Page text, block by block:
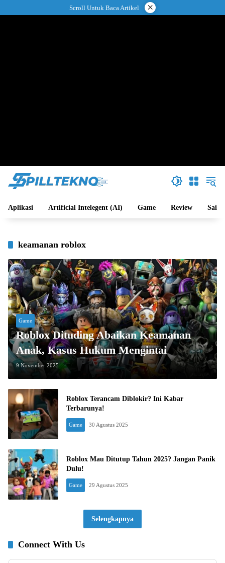
ke
Scroll Untuk Baca Artikel ×
Aplikasi Artificial Intelegent (AI) Game Review Sains
keamanan roblox
Game
Roblox Dituding Abaikan Keamanan
Anak, Kasus Hukum Mengintai
9 November 2025
Roblox Terancam Diblokir? Ini Kabar
Terbarunya!
Game 30 Agustus 2025
Roblox Mau Ditutup Tahun 2025? Jangan Panik
Dulu!
Game 29 Agustus 2025
Selengkapnya
Connect With Us